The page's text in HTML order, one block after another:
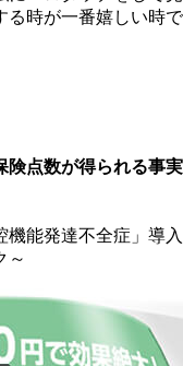
る時が一番嬉しい時で
険点数が得られる事実
機能発達不全症」導入
～